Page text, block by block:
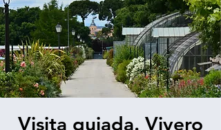
Visita guiada. Vivero